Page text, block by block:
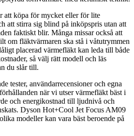
att köpa för mycket eller för lite
att stirra sig blind på inköpspris utan att
faktiskt blir. Många missar också att
om fläktvärmaren ska stå i våtutrymmen
placerad värmefläkt kan leda till både
så välj rätt modell och läs
du slår till.
tester, användarrecensioner och egna
när vi utser värmefläkt bäst i
och energikostnad till ljudnivå och
Dyson Hot+Cool Jet Focus AM09
modeller kan vara bäst beroende på